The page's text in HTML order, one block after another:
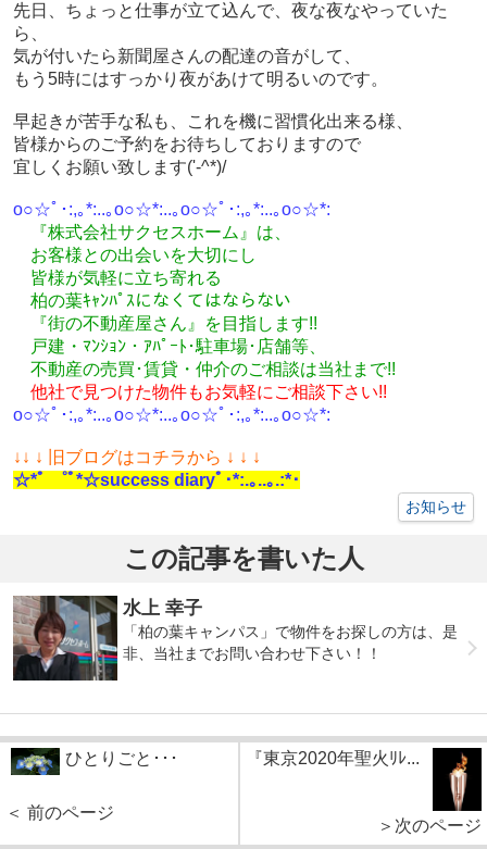
先日、ちょっと仕事が立て込んで、夜な夜なやっていた
ら、
気が付いたら新聞屋さんの配達の音がして、
もう5時にはすっかり夜があけて明るいのです。
早起きが苦手な私も、これを機に習慣化出来る様、
皆様からのご予約をお待ちしておりますので
宜しくお願い致します('-^*)/
o○☆ﾟ･:,｡*:..｡o○☆*:..｡o○☆ﾟ･:,｡*:..｡o○☆*:
『株式会社サクセスホーム』は、
お客様との出会いを大切にし
皆様が気軽に立ち寄れる
柏の葉ｷｬﾝﾊﾟｽになくてはならない
『街の不動産屋さん』を目指します!!
戸建・ﾏﾝｼｮﾝ・ｱﾊﾟｰﾄ･駐車場･店舗等、
不動産の売買･賃貸・仲介のご相談は当社まで!!
他社で見つけた物件もお気軽にご相談下さい!!
o○☆ﾟ･:,｡*:..｡o○☆*:..｡o○☆ﾟ･:,｡*:..｡o○☆*:
↓ ↓ ↓ 旧ブログはコチラから ↓ ↓ ↓
☆*ﾟ ゜ﾟ*☆success diaryﾟ･*:.｡..｡.:*･
お知らせ
この記事を書いた人
水上 幸子
「柏の葉キャンパス」で物件をお探しの方は、是
非、当社までお問い合わせ下さい！！
ひとりごと･･･
＜ 前のページ
『東京2020年聖火ﾘﾚ...
＞次のページ